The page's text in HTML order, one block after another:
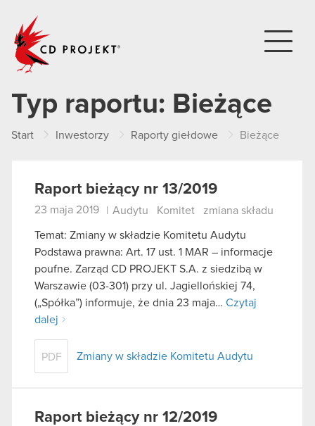
Typ raportu: Bieżące
Start Inwestorzy Raporty giełdowe Bieżące
Raport bieżący nr 13/2019
23 maja 2019 Audytu Komitet zmiana składu
Temat: Zmiany w składzie Komitetu Audytu
Podstawa prawna: Art. 17 ust. 1 MAR – informacje
poufne. Zarząd CD PROJEKT S.A. z siedzibą w
Warszawie (03-301) przy ul. Jagiellońskiej 74,
(„Spółka”) informuje, że dnia 23 maja… Czytaj
dalej
PDF Zmiany w składzie Komitetu Audytu
Raport bieżący nr 12/2019